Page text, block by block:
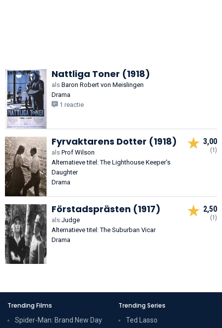
Nattliga Toner (1918)
als Baron Robert von Meislingen
Drama
1 reactie
Fyrvaktarens Dotter (1918)
als Prof Wilson
Alternatieve titel: The Lighthouse Keeper's
Daughter
Drama
3,00
(1)
Förstadsprästen (1917)
als Judge
Alternatieve titel: The Suburban Vicar
Drama
2,50
(1)
Trending Films
Spider-Man: Brand New Day
Trending Series
Ted Lasso